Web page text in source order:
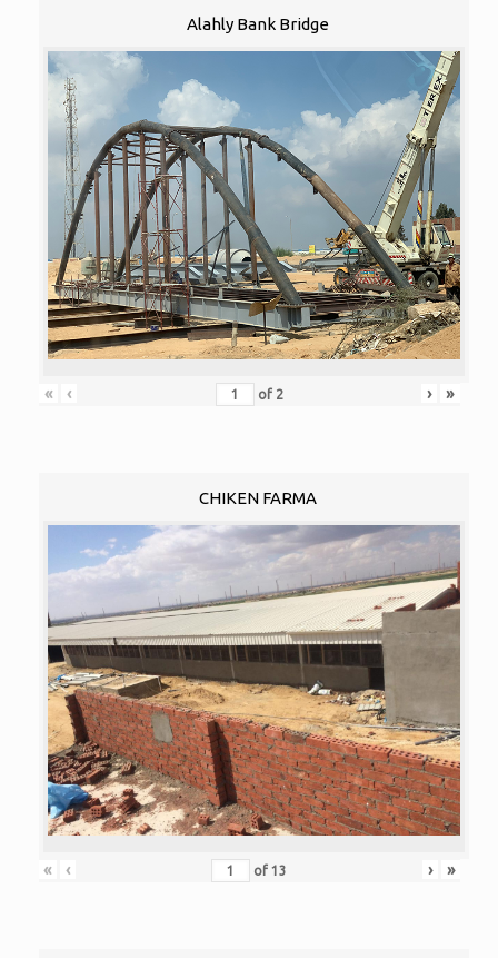
Alahly Bank Bridge
« ‹ of 2 › »
CHIKEN FARMA
« ‹ of 13 › »